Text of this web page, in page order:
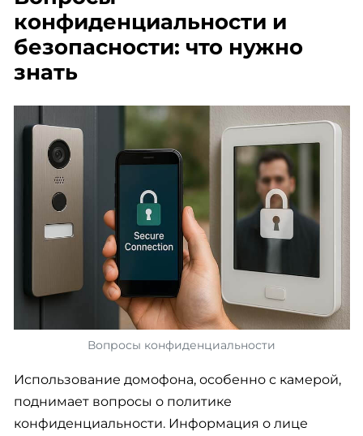
конфиденциальности и
безопасности: что нужно
знать
Вопросы конфиденциальности
Использование домофона, особенно с камерой,
поднимает вопросы о политике
конфиденциальности. Информация о лице